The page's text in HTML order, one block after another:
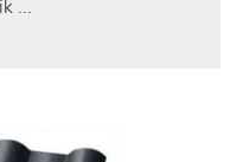
...